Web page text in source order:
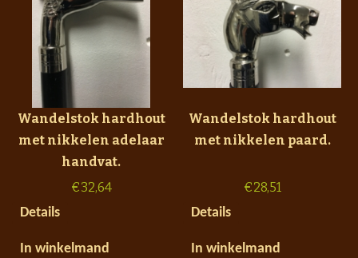
Wandelstok hardhout
met nikkelen adelaar
handvat.
€32,64
Details
In winkelmand
Wandelstok hardhout
met nikkelen paard.
€28,51
Details
In winkelmand